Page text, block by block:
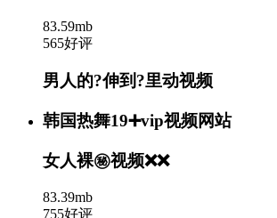
83.59mb
565好评
男人的?伸到?里动视频
韩国热舞19➕vip视频网站
女人裸㊙️视频❌❌
83.39mb
755好评